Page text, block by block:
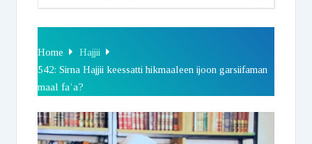
Home
Hajjii
542: Sirna Hajjii keessatti hikmaaleen ijoon garsiifaman
maal fa’a?